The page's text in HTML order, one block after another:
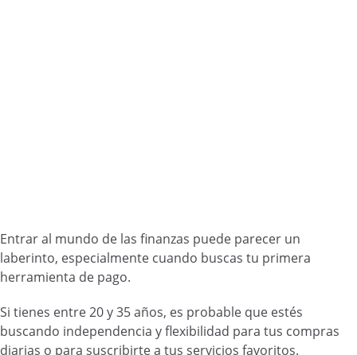
Entrar al mundo de las finanzas puede parecer un
laberinto, especialmente cuando buscas tu primera
herramienta de pago.
Si tienes entre 20 y 35 años, es probable que estés
buscando independencia y flexibilidad para tus compras
diarias o para suscribirte a tus servicios favoritos.